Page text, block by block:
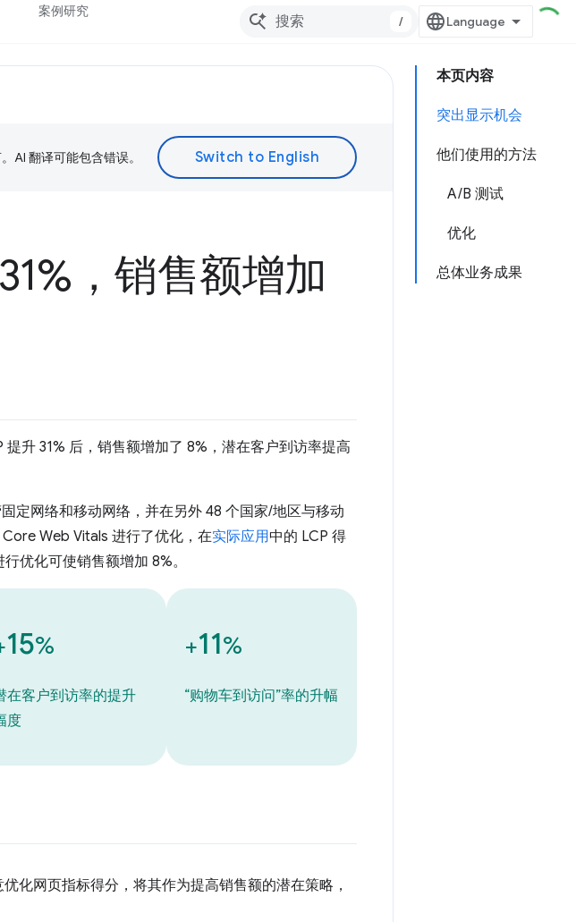
案例研究
/
本页内容
突出显示机会
他们使用的方法
A/B 测试
优化
总体业务成果
AI 翻译可能包含错误。
，销售额增加
升 31% 后，销售额增加了 8%，潜在客户到访率提高
定网络和移动网络，并在另外 48 个国家/地区与移动
Web Vitals 进行了优化，在实际应用中的 LCP 得
优化可使销售额增加 8%。
15%
在客户到访率的提升
度
+11%
“购物车到访问”率的升幅
化网页指标得分，将其作为提高销售额的潜在策略，